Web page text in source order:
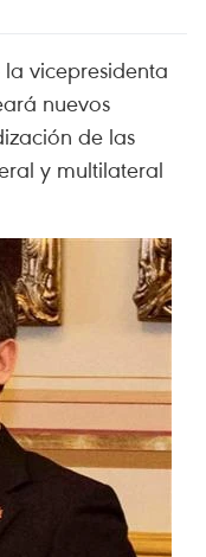
vicepresidenta
nuevos
de las
y multilateral